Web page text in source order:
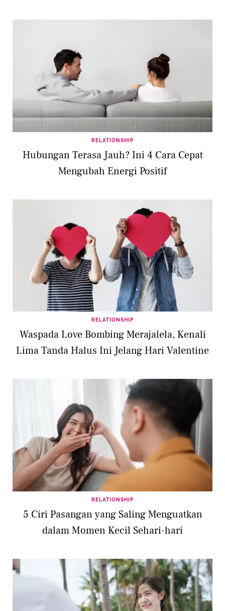
RELATIONSHIP
Hubungan Terasa Jauh? Ini 4 Cara Cepat
Mengubah Energi Positif
RELATIONSHIP
Waspada Love Bombing Merajalela, Kenali
Lima Tanda Halus Ini Jelang Hari Valentine
RELATIONSHIP
5 Ciri Pasangan yang Saling Menguatkan
dalam Momen Kecil Sehari-hari